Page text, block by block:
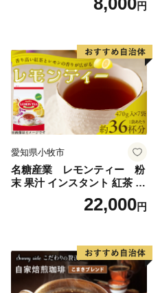
円
愛知県小牧市
名糖産業 レモンティー 粉
末 果汁 インスタント 紅茶 ビ
タミンC 袋 ロングセラー 粉
末飲料 粉末茶 簡単 手軽 ホッ
22,000円